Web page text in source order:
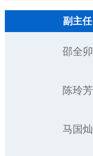
副主任
邵全卯
陈玲芳
马国灿